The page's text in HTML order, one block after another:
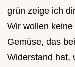
grün zeige ich
Wir wollen
Gemüse, das
Widerstand hat,